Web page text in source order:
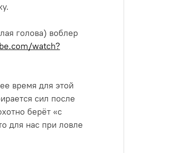
голова) воблер
watch?
время для этой
сил после
берёт «с
для нас при ловле